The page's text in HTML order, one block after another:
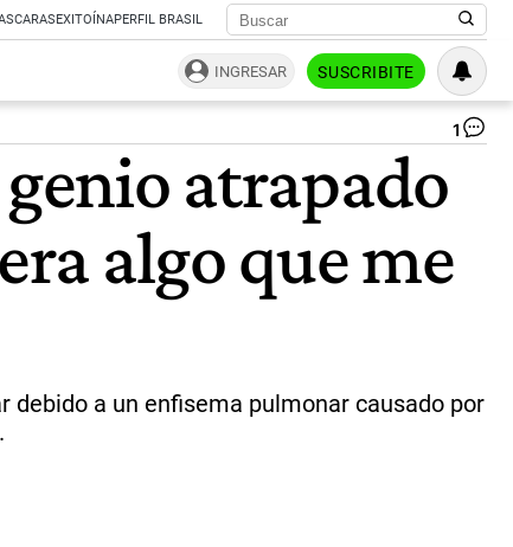
CARASEXITOÍNAPERFIL BRASIL
INGRESAR SUSCRIBITE
1
atrapado
algo que me
debido a un enfisema pulmonar causado por